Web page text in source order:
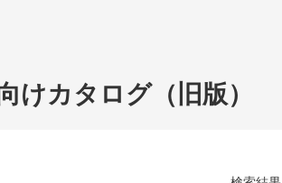
けカタログ（旧版）